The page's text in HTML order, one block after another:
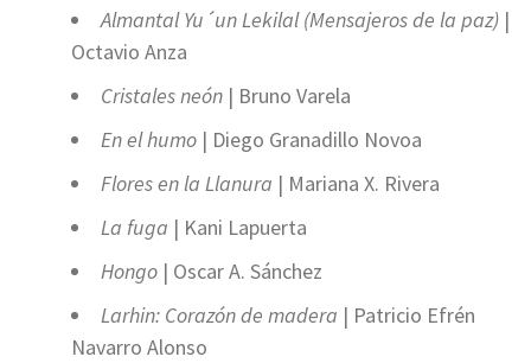
Almantal Yu´un Lekilal (Mensajeros de la paz) |
Octavio Anza
Cristales neón | Bruno Varela
En el humo | Diego Granadillo Novoa
Flores en la Llanura | Mariana X. Rivera
La fuga | Kani Lapuerta
Hongo | Oscar A. Sánchez
Larhin: Corazón de madera | Patricio Efrén
Navarro Alonso